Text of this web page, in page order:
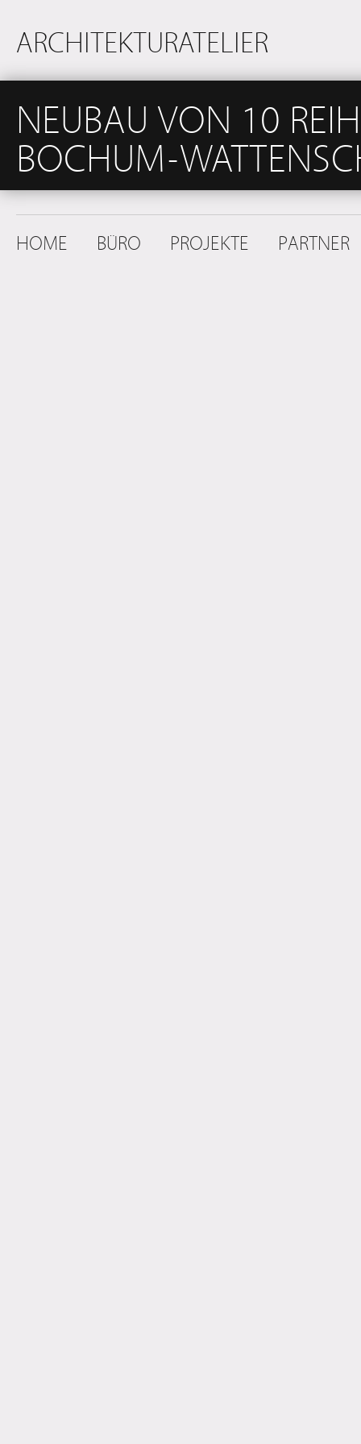
ARCHITEKTURATELIER
NEUBAU VON 10
BOCHUM-
HOME BÜRO PROJEKTE PARTNER